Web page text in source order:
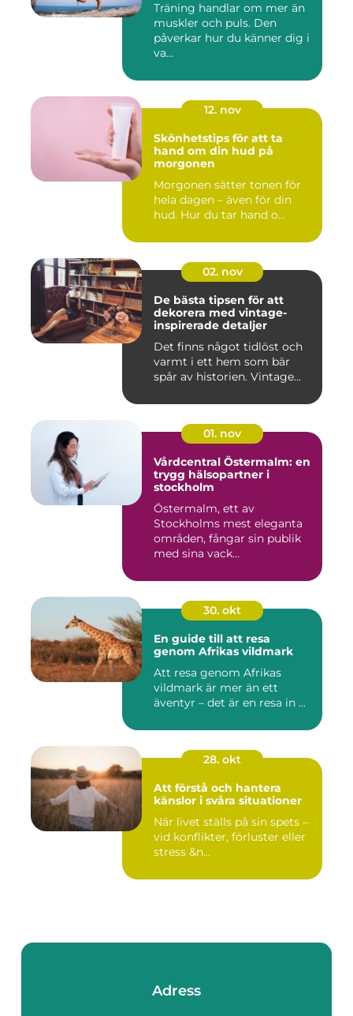
Träning handlar om mer än
muskler och puls. Den
påverkar hur du känner dig i
va...
12. nov
Skönhetstips för att ta
hand om din hud på
morgonen
Morgonen sätter tonen för
hela dagen – även för din
hud. Hur du tar hand o...
02. nov
De bästa tipsen för att
dekorera med vintage-
inspirerade detaljer
Det finns något tidlöst och
varmt i ett hem som bär
spår av historien. Vintage...
01. nov
Vårdcentral Östermalm: en
trygg hälsopartner i
stockholm
Östermalm, ett av
Stockholms mest eleganta
områden, fångar sin publik
med sina vack...
30. okt
En guide till att resa
genom Afrikas vildmark
Att resa genom Afrikas
vildmark är mer än ett
äventyr – det är en resa in ...
28. okt
Att förstå och hantera
känslor i svåra situationer
När livet ställs på sin spets –
vid konflikter, förluster eller
stress &n...
Adress